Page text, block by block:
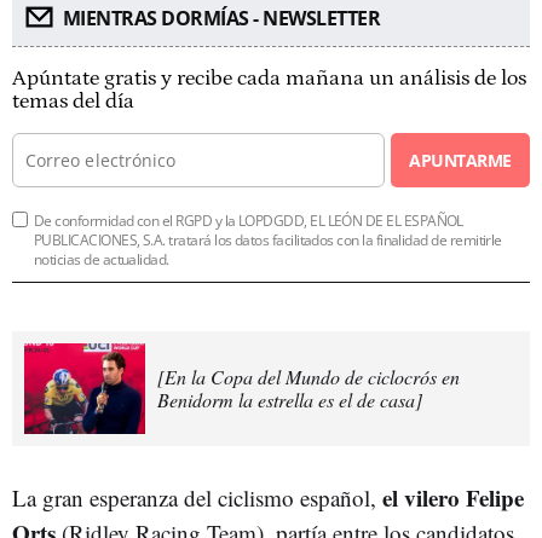
MIENTRAS DORMÍAS - NEWSLETTER
Apúntate gratis y recibe cada mañana un análisis de los
temas del día
APUNTARME
De conformidad con el RGPD y la LOPDGDD, EL LEÓN DE EL ESPAÑOL
PUBLICACIONES, S.A. tratará los datos facilitados con la finalidad de remitirle
noticias de actualidad.
[En la Copa del Mundo de ciclocrós en
Benidorm la estrella es el de casa]
La gran esperanza del ciclismo español, el vilero Felipe